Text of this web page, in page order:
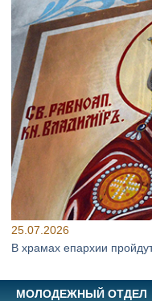
25.07.2026
В храмах епархии
МОЛОДЕЖНЫЙ ОТДЕЛ